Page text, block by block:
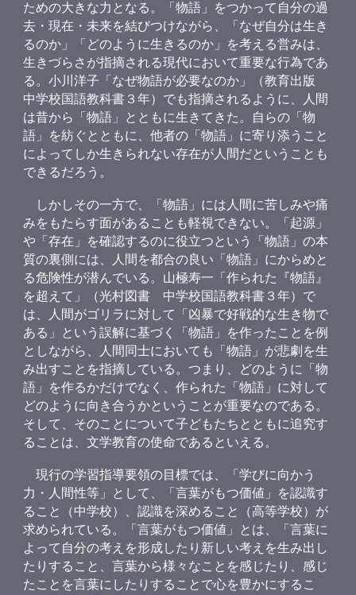
ための大きな力となる。「物語」をつかって自分の過
去・現在・未来を結びつけながら、「なぜ自分は生き
るのか」「どのように生きるのか」を考える営みは、
生きづらさが指摘される現代において重要な行為であ
る。小川洋子「なぜ物語が必要なのか」（教育出版
中学校国語教科書３年）でも指摘されるように、人間
は昔から「物語」とともに生きてきた。自らの「物
語」を紡ぐとともに、他者の「物語」に寄り添うこと
によってしか生きられない存在が人間だということも
できるだろう。
しかしその一方で、「物語」には人間に苦しみや痛
みをもたらす面があることも軽視できない。「起源」
や「存在」を確認するのに役立つという「物語」の本
質の裏側には、人間を都合の良い「物語」にからめと
る危険性が潜んでいる。山極寿一「作られた『物語』
を超えて」（光村図書 中学校国語教科書３年）で
は、人間がゴリラに対して「凶暴で好戦的な生き物で
ある」という誤解に基づく「物語」を作ったことを例
としながら、人間同士においても「物語」が悲劇を生
み出すことを指摘している。つまり、どのように「物
語」を作るかだけでなく、作られた「物語」に対して
どのように向き合うかということが重要なのである。
そして、そのことについて子どもたちとともに追究す
ることは、文学教育の使命であるといえる。
現行の学習指導要領の目標では、「学びに向かう
力・人間性等」として、「言葉がもつ価値」を認識す
ること（中学校）、認識を深めること（高等学校）が
求められている。「言葉がもつ価値」とは、「言葉に
よって自分の考えを形成したり新しい考えを生み出し
たりすること、言葉から様々なことを感じたり、感じ
たことを言葉にしたりすることで心を豊かにするこ